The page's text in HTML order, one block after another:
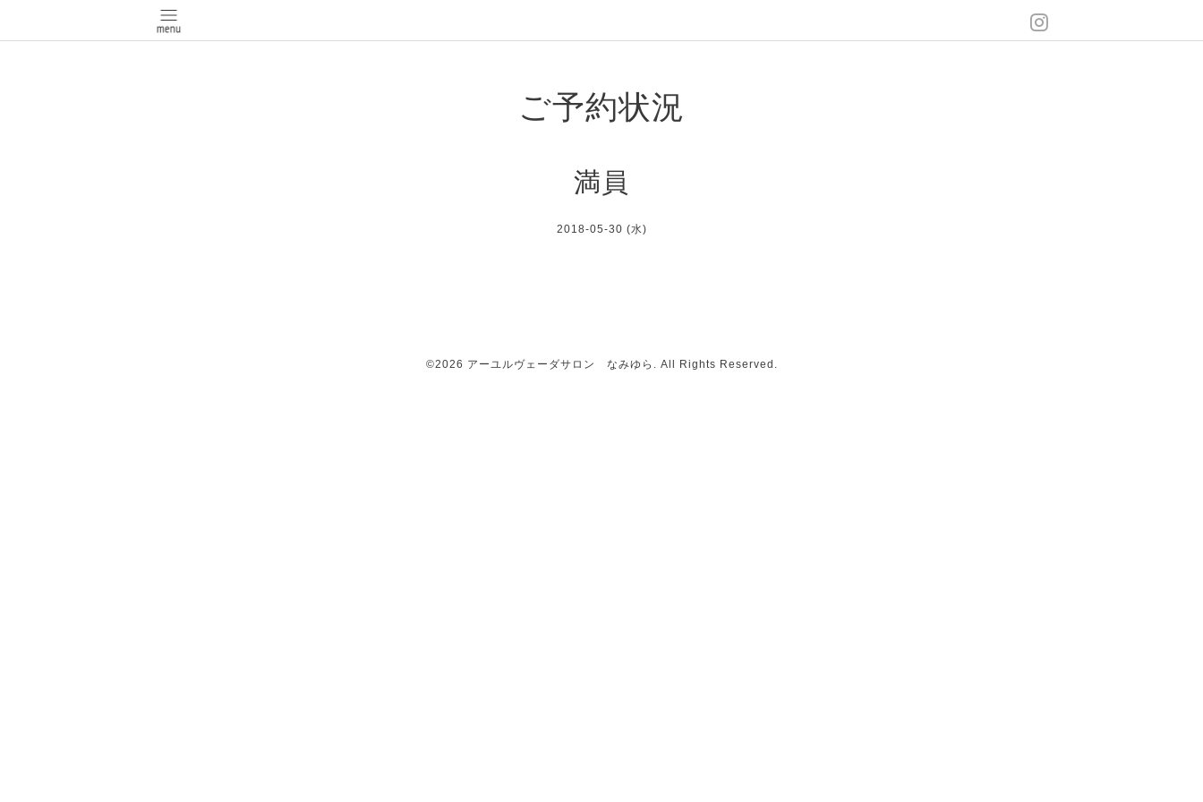
ご予約状況
満員
2018-05-30 (水)
©2026 アーユルヴェーダサロン なみゆら . All Rights Reserved.